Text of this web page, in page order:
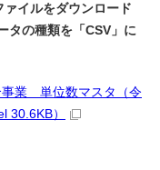
イルをダウンロード
タの種類を「CSV」に
事業 単位数マスタ（令
30.6KB）